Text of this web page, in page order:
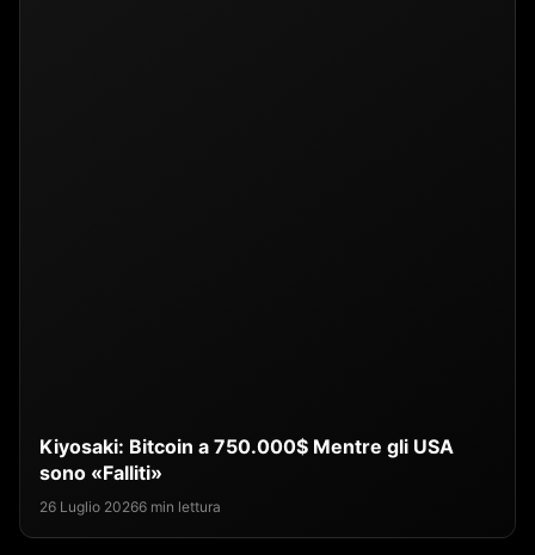
Kiyosaki: Bitcoin a 750.000$ Mentre gli USA
sono «Falliti»
26 Luglio 20266 min lettura